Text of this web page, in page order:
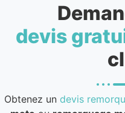
devis
Obtenez un devis